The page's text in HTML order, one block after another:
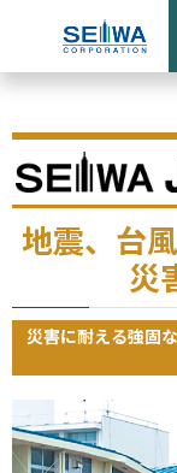
地震、台
災
災害に耐える強固